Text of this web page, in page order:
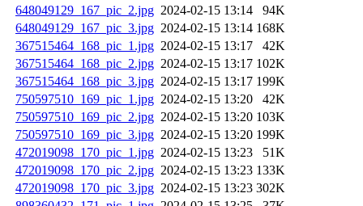
648049129_167_pic_2.jpg 2024-02-15 13:14
94K
648049129_167_pic_3.jpg 2024-02-15 13:14 168K
367515464_168_pic_1.jpg 2024-02-15 13:17
42K
367515464_168_pic_2.jpg 2024-02-15 13:17 102K
367515464_168_pic_3.jpg 2024-02-15 13:17 199K
750597510_169_pic_1.jpg 2024-02-15 13:20
42K
750597510_169_pic_2.jpg 2024-02-15 13:20 103K
750597510_169_pic_3.jpg 2024-02-15 13:20 199K
472019098_170_pic_1.jpg 2024-02-15 13:23
51K
472019098_170_pic_2.jpg 2024-02-15 13:23 133K
472019098_170_pic_3.jpg 2024-02-15 13:23 302K